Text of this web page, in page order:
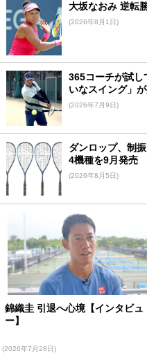
大坂なおみ 逆転
(2026年8月1日)
365コーチが試し
いなスイング」
(2026年7月9日)
ダンロップ、制
4機種を9月発売
(2026年8月5日)
錦織圭 引退へ心境【インタビュ
ー】
(2026年7月28日)